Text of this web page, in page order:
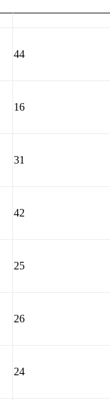
44
16
31
42
25
26
24